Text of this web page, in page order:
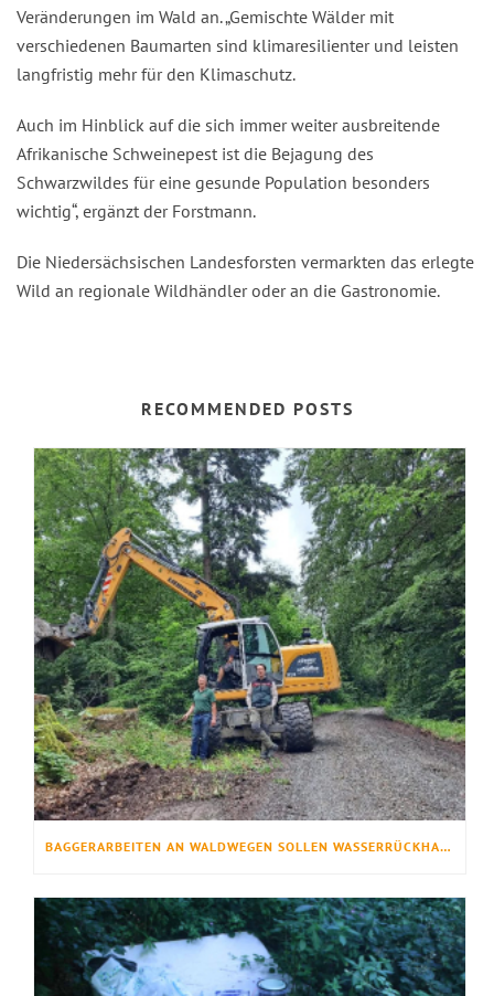
Veränderungen im Wald an. „Gemischte Wälder mit
verschiedenen Baumarten sind klimaresilienter und leisten
langfristig mehr für den Klimaschutz.
Auch im Hinblick auf die sich immer weiter ausbreitende
Afrikanische Schweinepest ist die Bejagung des
Schwarzwildes für eine gesunde Population besonders
wichtig“, ergänzt der Forstmann.
Die Niedersächsischen Landesforsten vermarkten das erlegte
Wild an regionale Wildhändler oder an die Gastronomie.
RECOMMENDED POSTS
BAGGERARBEITEN AN WALDWEGEN SOLLEN WASSERRÜCKHALT VERBESSERN